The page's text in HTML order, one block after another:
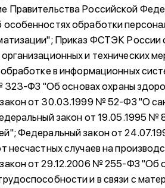
Правительства Российской
обработки
Приказ ФСТЭК
и технических
в информационных
323-ФЗ "Об основах охраны
от 30.03.1999 № 52-ФЗ "О
закон от 19.05.1995
Федеральный закон от
несчастных случаев на
от 29.12.2006 № 255-ФЗ "Об
и в связи с